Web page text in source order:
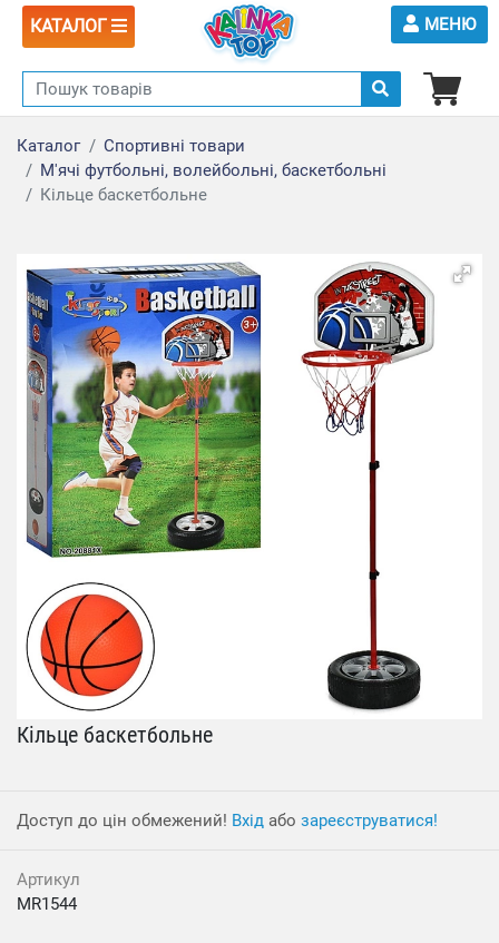
КАТАЛОГ МЕНЮ
Каталог
Спортивні товари
М'ячі футбольні, волейбольні, баскетбольні
Кільце баскетбольне
Кільце баскетбольне
Доступ до цін обмежений! Вхід або зареєструватися!
Артикул
MR1544